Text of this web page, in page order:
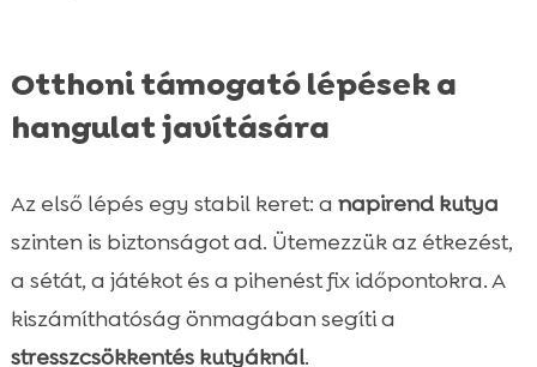
Otthoni támogató lépések a
hangulat javítására
Az első lépés egy stabil keret: a napirend kutya
szinten is biztonságot ad. Ütemezzük az étkezést,
a sétát, a játékot és a pihenést fix időpontokra. A
kiszámíthatóság önmagában segíti a
stresszcsökkentés kutyáknál.